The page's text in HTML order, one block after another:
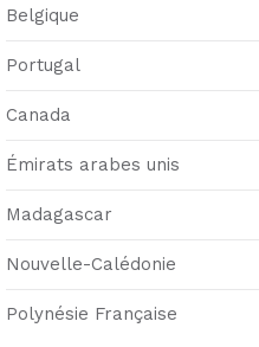
Belgique
Portugal
Canada
Émirats arabes unis
Madagascar
Nouvelle-Calédonie
Polynésie Française